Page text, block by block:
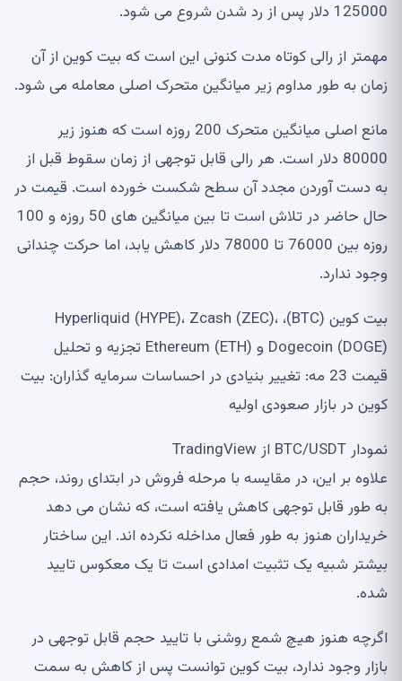
125000 دلار پس از رد شدن شروع می شود.
مهمتر از رالی کوتاه مدت کنونی این است که بیت کوین از آن
زمان به طور مداوم زیر میانگین متحرک اصلی معامله می شود.
مانع اصلی میانگین متحرک 200 روزه است که هنوز زیر
80000 دلار است. هر رالی قابل توجهی از زمان سقوط قبل از
به دست آوردن مجدد آن سطح شکست خورده است. قیمت در
حال حاضر در تلاش است تا بین میانگین های 50 روزه و 100
روزه بین 76000 تا 78000 دلار کاهش یابد، اما حرکت چندانی
وجود ندارد.
بیت کوین (BTC)، Hyperliquid (HYPE)، Zcash (ZEC)،
Dogecoin (DOGE) و Ethereum (ETH) تجزیه و تحلیل
قیمت 23 مه: تغییر بنیادی در احساسات سرمایه گذاران: بیت
کوین در بازار صعودی اولیه
نمودار BTC/USDT از TradingView
علاوه بر این، در مقایسه با مرحله فروش در ابتدای روند، حجم
به طور قابل توجهی کاهش یافته است، که نشان می دهد
خریداران هنوز به طور فعال مداخله نکرده اند. این ساختار
بیشتر شبیه یک تثبیت امدادی است تا یک معکوس تایید
شده.
اگرچه هنوز هیچ شمع روشنی با تایید حجم قابل توجهی در
بازار وجود ندارد، بیت کوین توانست پس از کاهش به سمت